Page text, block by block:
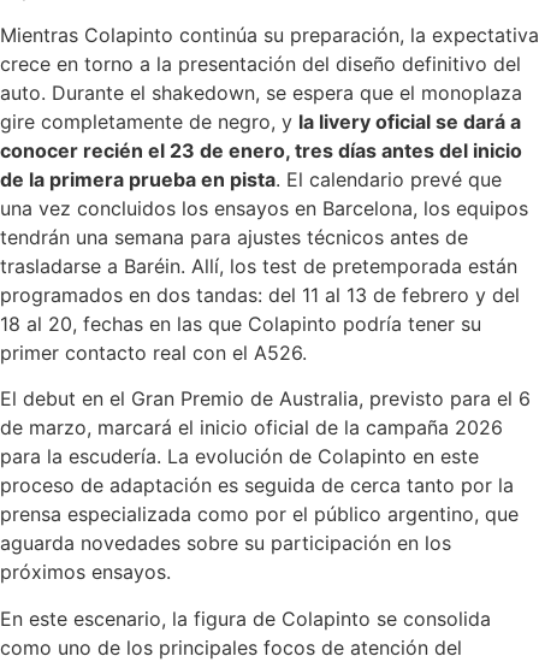
Mientras Colapinto continúa su preparación, la expectativa
crece en torno a la presentación del diseño definitivo del
auto. Durante el shakedown, se espera que el monoplaza
gire completamente de negro, y la livery oficial se dará a
conocer recién el 23 de enero, tres días antes del inicio
de la primera prueba en pista. El calendario prevé que
una vez concluidos los ensayos en Barcelona, los equipos
tendrán una semana para ajustes técnicos antes de
trasladarse a Baréin. Allí, los test de pretemporada están
programados en dos tandas: del 11 al 13 de febrero y del
18 al 20, fechas en las que Colapinto podría tener su
primer contacto real con el A526.
El debut en el Gran Premio de Australia, previsto para el 6
de marzo, marcará el inicio oficial de la campaña 2026
para la escudería. La evolución de Colapinto en este
proceso de adaptación es seguida de cerca tanto por la
prensa especializada como por el público argentino, que
aguarda novedades sobre su participación en los
próximos ensayos.
En este escenario, la figura de Colapinto se consolida
como uno de los principales focos de atención del